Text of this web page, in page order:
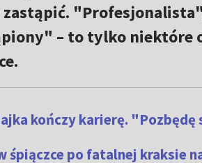
zastąpić.
– to tylko niektóre
kończy karierę.
śpiączce po fatalnej kraksie